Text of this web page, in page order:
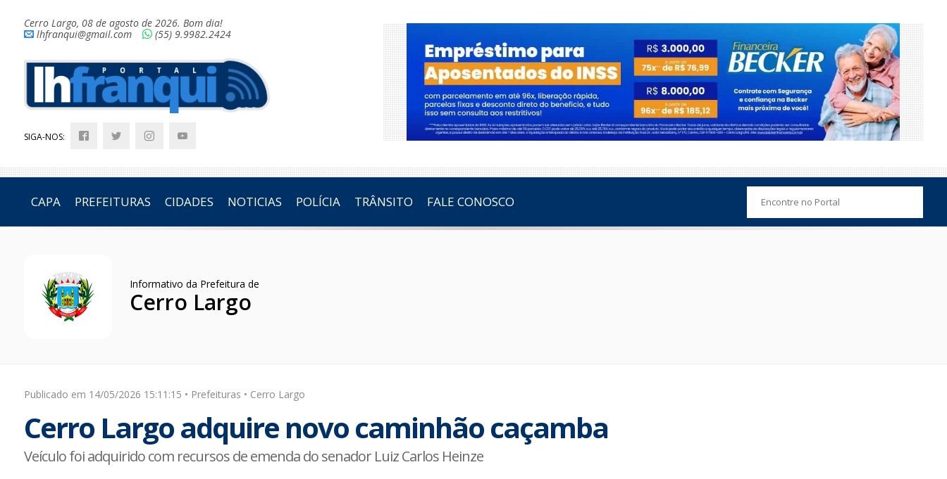
Cerro Largo, 08 de agosto de 2026. Bom dia!
lhfranqui@gmail.com
(55) 9.9982.2424
SIGA-NOS:
CAPA PREFEITURAS CIDADES NOTICIAS POLÍCIA TRÂNSITO FALE CONOSCO
Informativo da Prefeitura de
Cerro Largo
Publicado em 14/05/2026 15:11:15 • Prefeituras • Cerro Largo
Cerro Largo adquire novo caminhão caçamba
Veículo foi adquirido com recursos de emenda do senador Luiz Carlos Heinze